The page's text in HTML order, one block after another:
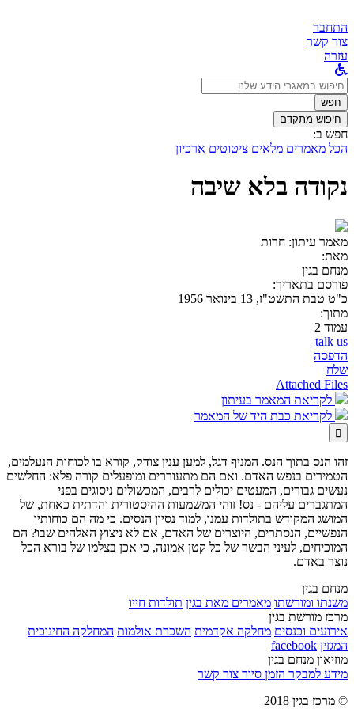
התחבר
צור קשר
עזרה
לחפש
ב:חפש
חיפוש מתקדם
חפש ב:
הכל מאמרים מלאים ציטוטים ארכיון
נקודה בלא שיבה
מאמר עיתון: חרות
מאת:
מנחם בגין
פורסם בתאריך:
כ"ט טבת התשט"ז, 13 בינואר 1956
מתוך:
עמוד 2
talk us
הדפסה
שלח
Attached Files
לקריאת המאמר בעיתון
לקריאת כבת היד של המאמר

זהו הנס בתוך הנס. המניף דגל, למען ענין צודק, קורא בו לכוחות הנעלמים,
הטמירים בנפש האדם. ואם הם מתעוררים ומופעלים קורה פלא: החלשים
נעשים גבורים, המעטים יכולים לרבים, המכשולים ניסוגים בפני
המתגברים עליהם - נס! זוהי המשמעות ההיסטורית והדתית כאחת, של
המושג המקודש בתולדות עמנו, למוד נסיון הנסים. כי מה הם כוחותיו
הנפשיים, הנסתרים, היוצרים של האדם, אם לא ניצוץ האלהים שבו? הם
המוכיחים, לעיני הבשר של כל קטן אמונה, כי אכן בצלמו של בורא הכל
נוצר באדם.
מנחם בגין
משנתו ומורשתו מאמרים מאת בגין תולדות חייו
מרכז מורשת בגין
אירועים וכנסים מחלקה אקדמית השכרת אולמות המחלקה החינוכית
המגזין facebook
מוזיאון מנחם בגין
מידע למבקר הזמן סיור צור קשר
© מרכז בגין 2018